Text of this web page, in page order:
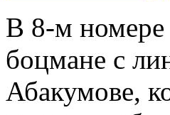
В 8-м номере
боцмане с
Абакумове,